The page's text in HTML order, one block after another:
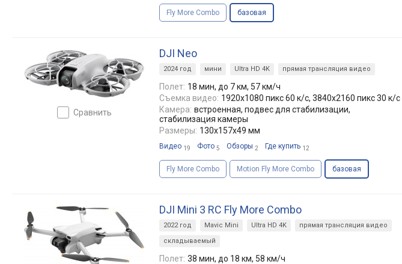
Fly More Combo базовая
сравнить
DJI Neo
2024 год мини Ultra HD 4K прямая трансляция видео
Полет: 18 мин, до 7 км, 57 км/ч
Съемка видео: 1920x1080 пикс 60 к/с, 3840x2160 пикс 30 к/с
Камера: встроенная, подвес для стабилизации,
cтабилизация камеры
Размеры: 130x157x49 мм
Видео 19 Фото 5 Обзоры 2 Где купить 12
Fly More Combo Motion Fly More Combo базовая
DJI Mini 3 RC Fly More Combo
2022 год Mavic Mini Ultra HD 4K
прямая трансляция видео
складываемый
Полет: 38 мин, до 18 км, 58 км/ч